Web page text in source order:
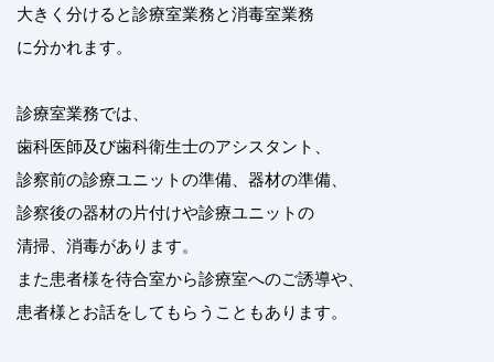
大きく分けると診療室業務と消毒室業務
に分かれます。
診療室業務では、
歯科医師及び歯科衛生士のアシスタント、
診察前の診療ユニットの準備、器材の準備、
診察後の器材の片付けや診療ユニットの
清掃、消毒があります。
また患者様を待合室から診療室へのご誘導や、
患者様とお話をしてもらうこともあります。